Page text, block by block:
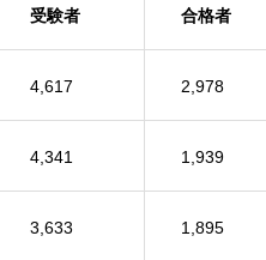
受験者 合格者
4,617 2,978
4,341 1,939
3,633 1,895